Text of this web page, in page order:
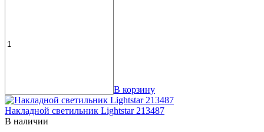
В корзину
Накладной светильник Lightstar 213487
В наличии